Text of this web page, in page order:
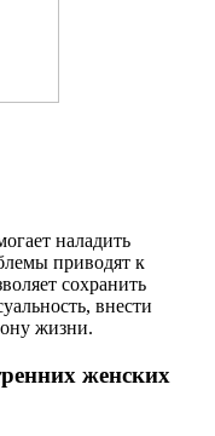
наладить
приводят к
сохранить
внести
жизни.
женских